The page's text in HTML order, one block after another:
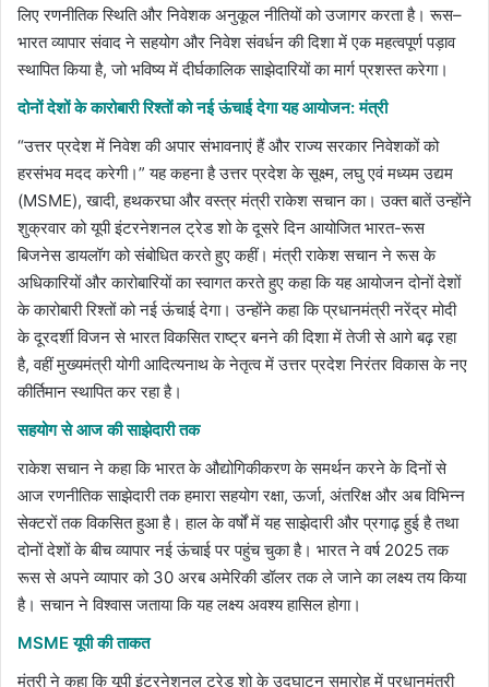
लिए रणनीतिक स्थिति और निवेशक अनुकूल नीतियों को उजागर करता है। रूस–
भारत व्यापार संवाद ने सहयोग और निवेश संवर्धन की दिशा में एक महत्वपूर्ण पड़ाव
स्थापित किया है, जो भविष्य में दीर्घकालिक साझेदारियों का मार्ग प्रशस्त करेगा।
दोनों देशों के कारोबारी रिश्तों को नई ऊंचाई देगा यह आयोजन: मंत्री
“उत्तर प्रदेश में निवेश की अपार संभावनाएं हैं और राज्य सरकार निवेशकों को
हरसंभव मदद करेगी।” यह कहना है उत्तर प्रदेश के सूक्ष्म, लघु एवं मध्यम उद्यम
(MSME), खादी, हथकरघा और वस्त्र मंत्री राकेश सचान का। उक्त बातें उन्होंने
शुक्रवार को यूपी इंटरनेशनल ट्रेड शो के दूसरे दिन आयोजित भारत-रूस
बिजनेस डायलॉग को संबोधित करते हुए कहीं। मंत्री राकेश सचान ने रूस के
अधिकारियों और कारोबारियों का स्वागत करते हुए कहा कि यह आयोजन दोनों देशों
के कारोबारी रिश्तों को नई ऊंचाई देगा। उन्होंने कहा कि प्रधानमंत्री नरेंद्र मोदी
के दूरदर्शी विजन से भारत विकसित राष्ट्र बनने की दिशा में तेजी से आगे बढ़ रहा
है, वहीं मुख्यमंत्री योगी आदित्यनाथ के नेतृत्व में उत्तर प्रदेश निरंतर विकास के नए
कीर्तिमान स्थापित कर रहा है।
सहयोग से आज की साझेदारी तक
राकेश सचान ने कहा कि भारत के औद्योगिकीकरण के समर्थन करने के दिनों से
आज रणनीतिक साझेदारी तक हमारा सहयोग रक्षा, ऊर्जा, अंतरिक्ष और अब विभिन्न
सेक्टरों तक विकसित हुआ है। हाल के वर्षों में यह साझेदारी और प्रगाढ़ हुई है तथा
दोनों देशों के बीच व्यापार नई ऊंचाई पर पहुंच चुका है। भारत ने वर्ष 2025 तक
रूस से अपने व्यापार को 30 अरब अमेरिकी डॉलर तक ले जाने का लक्ष्य तय किया
है। सचान ने विश्वास जताया कि यह लक्ष्य अवश्य हासिल होगा।
MSME यूपी की ताकत
मंत्री ने कहा कि यूपी इंटरनेशनल ट्रेड शो के उद्घाटन समारोह में प्रधानमंत्री